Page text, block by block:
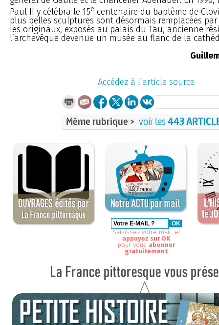
Paul II y célébra le 15e centenaire du baptême de
plus belles sculptures sont désormais remplacées
les originaux, exposés au palais du Tau, ancienne
l’archevêque devenue un musée au flanc de la
Accédez à l’article source
Même rubrique > voir les443
Saisissez votre mail, et
appuyez sur OK
pour vous abonner
gratuitement